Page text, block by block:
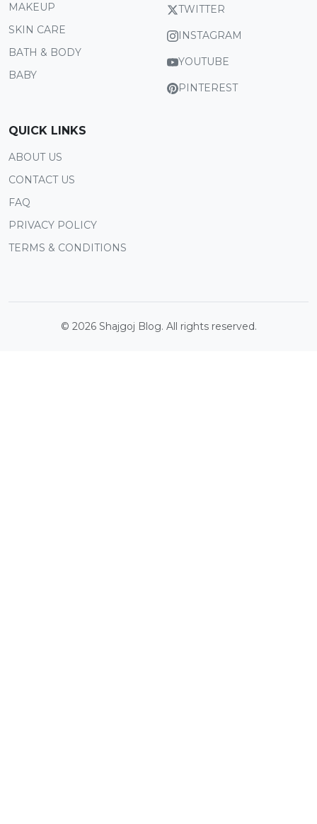
MAKEUP
SKIN CARE
BATH & BODY
BABY
TWITTER
INSTAGRAM
YOUTUBE
PINTEREST
QUICK LINKS
ABOUT US
CONTACT US
FAQ
PRIVACY POLICY
TERMS & CONDITIONS
© 2026 Shajgoj Blog. All rights reserved.